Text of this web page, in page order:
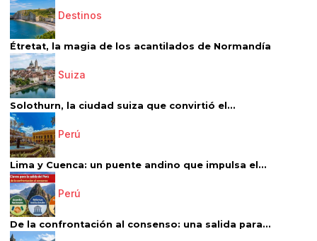
Destinos
Étretat, la magia de los acantilados de Normandía
Suiza
Solothurn, la ciudad suiza que convirtió el...
Perú
Lima y Cuenca: un puente andino que impulsa el...
Perú
De la confrontación al consenso: una salida para...